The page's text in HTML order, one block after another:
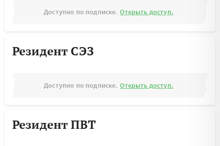
Доступно по подписке. Открыть доступ.
Резидент СЭЗ
Доступно по подписке. Открыть доступ.
Резидент ПВТ